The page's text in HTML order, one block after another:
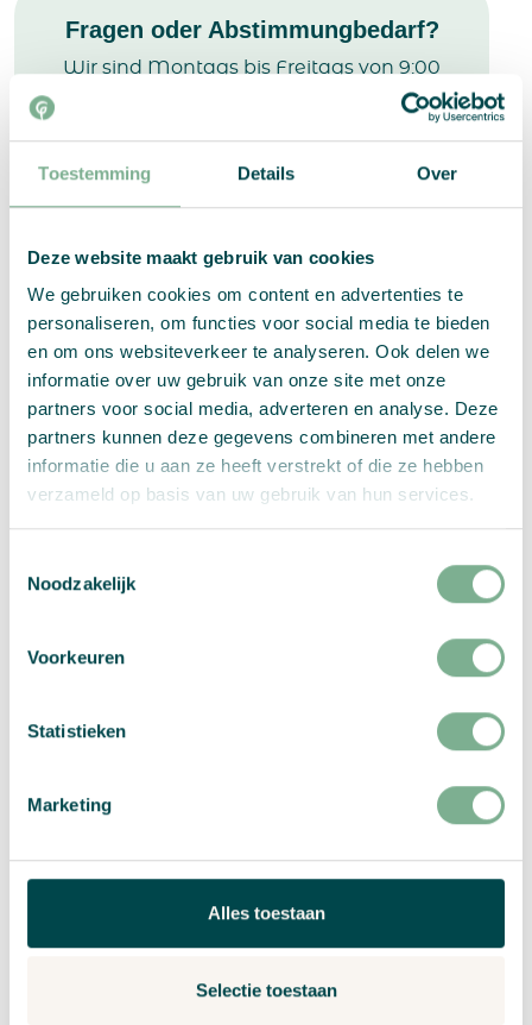
Toestemming Details Over
Deze website maakt gebruik van cookies
We gebruiken cookies om content en advertenties te
personaliseren, om functies voor social media te bieden
en om ons websiteverkeer te analyseren. Ook delen we
informatie over uw gebruik van onze site met onze
partners voor social media, adverteren en analyse. Deze
partners kunnen deze gegevens combineren met andere
informatie die u aan ze heeft verstrekt of die ze hebben
verzameld op basis van uw gebruik van hun services.
Noodzakelijk
Voorkeuren
Statistieken
Marketing
Alles toestaan
Selectie toestaan
Fragen oder Abstimmungbedarf?
Wir sind Montags bis Freitags von 9:00
bis 17:00 Uhr erreichbar. Per E-Mail,
Zusammenfassung:
Menge: Quadrat
×
130
Menge
Wähle Deine Optionen
PRO STÜCK
excl MwSt.
Bitte auswählen: